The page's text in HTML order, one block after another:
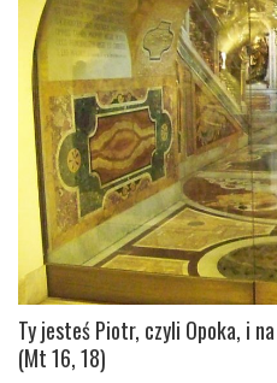
Ty jesteś Piotr, czyli Opoka, i
(Mt 16, 18)